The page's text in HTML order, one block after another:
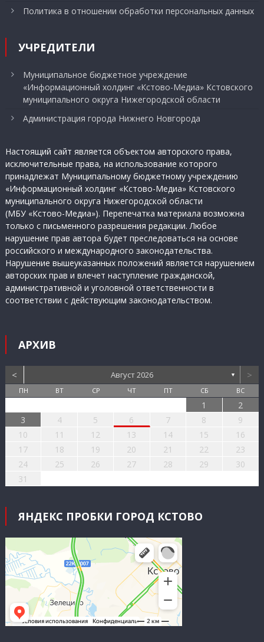
Политика в отношении обработки персональных данных
УЧРЕДИТЕЛИ
Муниципальное бюджетное учреждение
«Информационный холдинг «Кстово-Медиа» Кстовского
муниципального округа Нижегородской области
Администрация города Нижнего Новгорода
Настоящий сайт является объектом авторского права,
исключительные права, на использование которого
принадлежат Муниципальному бюджетному учреждению
«Информационный холдинг «Кстово-Медиа» Кстовского
муниципального округа Нижегородской области
(МБУ «Кстово-Медиа»). Перепечатка материала возможна
только с письменного разрешения редакции. Любое
нарушение прав автора будет преследоваться на основе
российского и международного законодательства.
Нарушение вышеуказанных положений является нарушением
авторских прав и влечет наступление гражданской,
административной и уголовной ответственности в
соответствии с действующим законодательством.
АРХИВ
< Август 2026 ▼ >
ПН ВТ СР ЧТ ПТ СБ ВС
1
2
3
4 5 6 7 8
9
10
11 12 13 14 15
16
17
18 19 20 21 22
23
24
25 26 27 28 29
30
31
ЯНДЕКС ПРОБКИ ГОРОД КСТОВО